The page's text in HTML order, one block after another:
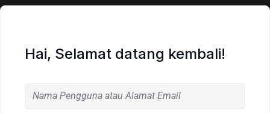
Hai, Selamat datang kembali!